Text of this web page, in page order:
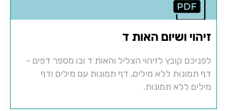
זיהוי ושיום האות ד
לפניכם קובץ לזיהוי הצליל והאות ד ובו מספר דפים -
דף תמונות ללא מילים, דף תמונות עם מילים ודף
מילים ללא תמונות.